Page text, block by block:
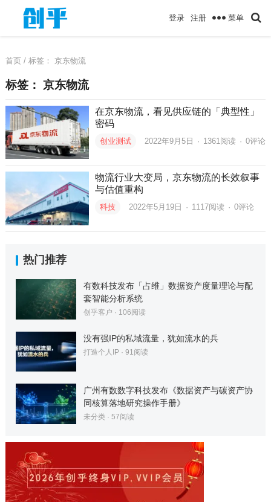
登录 注册 菜单
首页/ 标签： 京东物流
标签： 京东物流
在京东物流，看见供应链的「典型性」
密码
创业测试 2022年9月5日 · 1361 阅读 · 0评论
物流行业大变局，京东物流的长效叙事
与估值重构
科技 2022年5月19日 · 1117阅读 · 0评论
热门推荐
有数科技发布「占维」数据资产度量理论与配
套智能分析系统
创乎客户 · 106阅读
没有强IP的私域流量，犹如流水的兵
打造个人IP· 91 阅读
广州有数数字科技发布《数据资产与碳资产协
同核算落地研究操作手册》
未分类· 57阅读